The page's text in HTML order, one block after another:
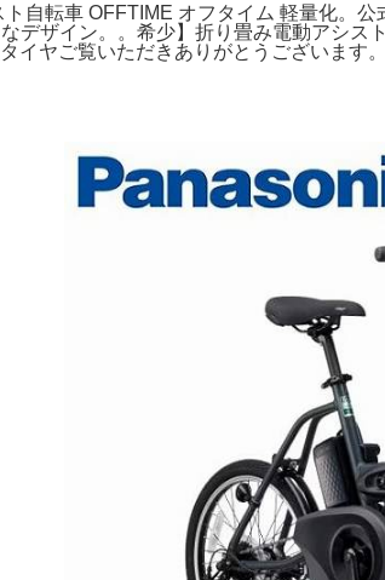
転車 OFFTIME オフタイム 軽量化。公
ザイン。。希少】折り畳み電動アシス
イヤご覧いただきありがとうございま